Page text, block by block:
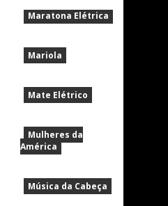
Maratona Elétrica
Mariola
Mate Elétrico
Mulheres da
América
Música da Cabeça